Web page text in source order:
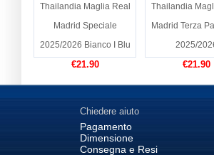
Thailandia Maglia Real
Madrid Speciale
2025/2026 Bianco I Blu
€21.90
Thailandia
Madrid Terza
2025/
€21.90
Chiedere aiuto
Pagamento
Dimensione
Consegna e Resi